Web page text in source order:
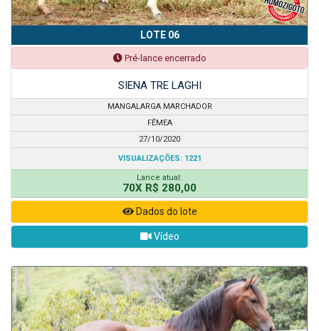
LOTE 06
Pré-lance encerrado
SIENA TRE LAGHI
MANGALARGA MARCHADOR
FÊMEA
27/10/2020
VISUALIZAÇÕES: 1221
Lance atual:
70X R$ 280,00
Dados do lote
Vídeo